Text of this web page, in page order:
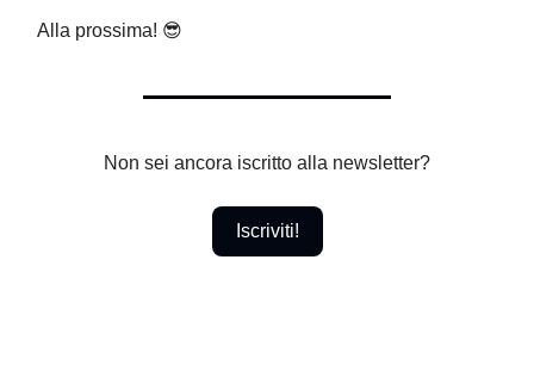
Alla prossima! 😎
Non sei ancora iscritto alla newsletter?
Iscriviti!